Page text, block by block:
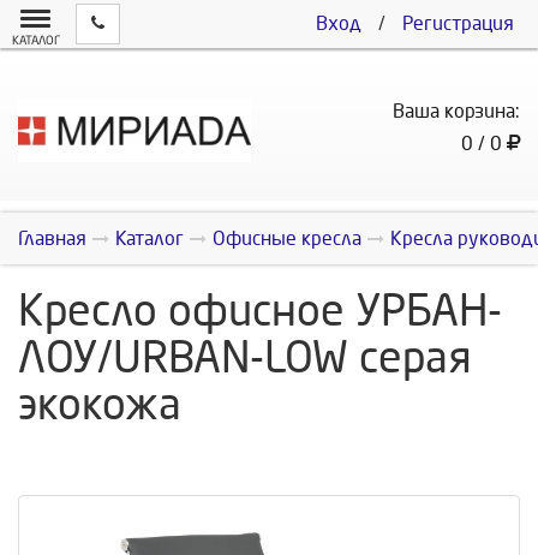
Вход / Регистрация
КАТАЛОГ
Ваша корзина:
0 / 0
Главная Каталог Офисные кресла Кресла
Кресло офисное УРБАН-
ЛОУ/URBAN-LOW серая
экокожа